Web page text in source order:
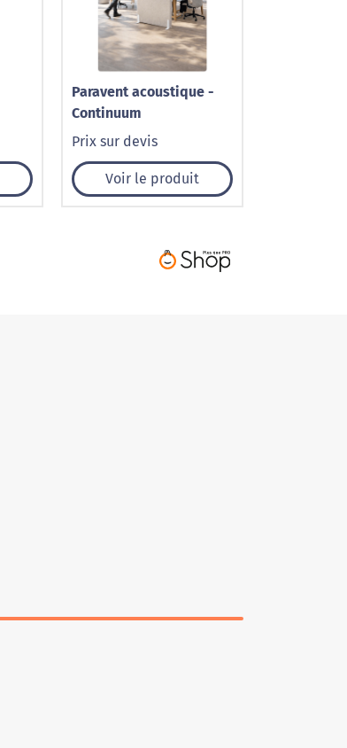
Paravent acoustique -
Continuum
Prix sur devis
Voir le produit